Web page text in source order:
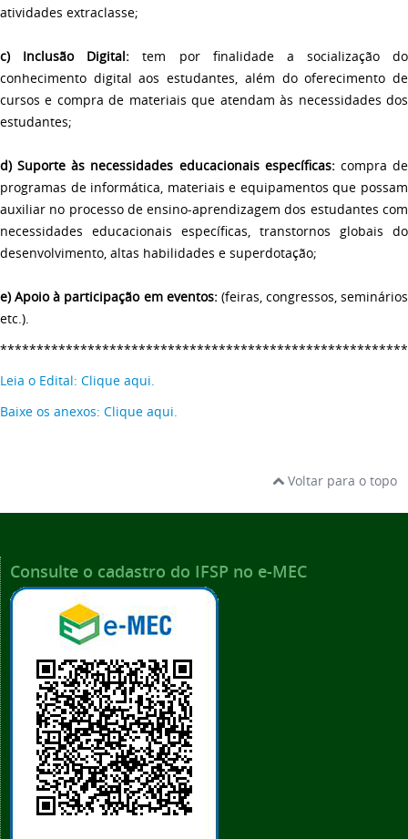
atividades extraclasse;
c) Inclusão Digital: tem por finalidade a socialização do
conhecimento digital aos estudantes, além do oferecimento de
cursos e compra de materiais que atendam às necessidades dos
estudantes;
d) Suporte às necessidades educacionais específicas:compra de
programas de informática, materiais e equipamentos que possam
auxiliar no processo de ensino-aprendizagem dos estudantes com
necessidades educacionais específicas, transtornos globais do
desenvolvimento, altas habilidades e superdotação;
e) Apoio à participação em eventos:(feiras, congressos, seminários
etc.).
Leia o Edital: Clique aqui.
Baixe os anexos: Clique aqui.
Voltar para o topo
Consulte o cadastro do IFSP no e-MEC